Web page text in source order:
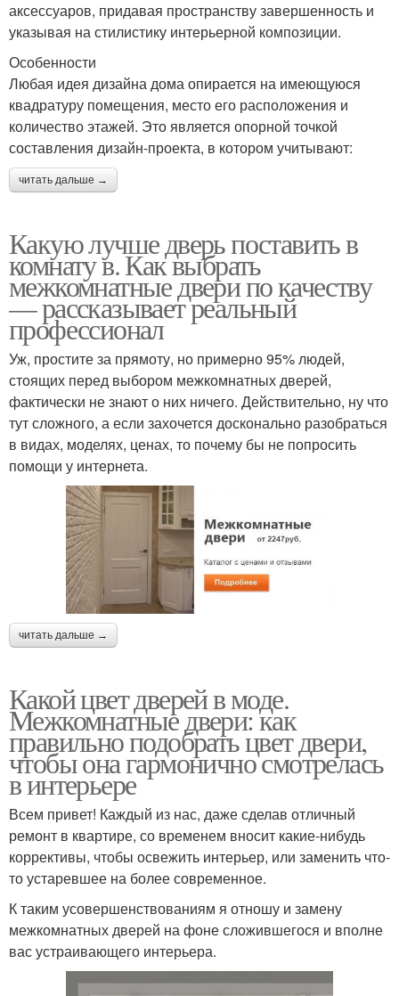
аксессуаров, придавая пространству завершенность и
указывая на стилистику интерьерной композиции.
Особенности
Любая идея дизайна дома опирается на имеющуюся
квадратуру помещения, место его расположения и
количество этажей. Это является опорной точкой
составления дизайн-проекта, в котором учитывают:
читать дальше →
Какую лучше дверь поставить в
комнату в. Как выбрать
межкомнатные двери по качеству
— рассказывает реальный
профессионал
Уж, простите за прямоту, но примерно 95% людей,
стоящих перед выбором межкомнатных дверей,
фактически не знают о них ничего. Действительно, ну что
тут сложного, а если захочется досконально разобраться
в видах, моделях, ценах, то почему бы не попросить
помощи у интернета.
читать дальше →
Какой цвет дверей в моде.
Межкомнатные двери: как
правильно подобрать цвет двери,
чтобы она гармонично смотрелась
в интерьере
Всем привет! Каждый из нас, даже сделав отличный
ремонт в квартире, со временем вносит какие-нибудь
коррективы, чтобы освежить интерьер, или заменить что-
то устаревшее на более современное.
К таким усовершенствованиям я отношу и замену
межкомнатных дверей на фоне сложившегося и вполне
вас устраивающего интерьера.